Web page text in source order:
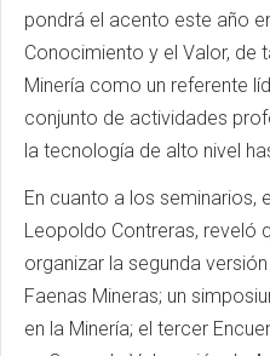
pondrá el acento este año
Conocimiento y el Valor, de
Minería como un referente
conjunto de actividades
la tecnología de alto nivel
En cuanto a los seminarios,
Leopoldo Contreras, reveló
organizar la segunda
Faenas Mineras; un
en la Minería; el tercer